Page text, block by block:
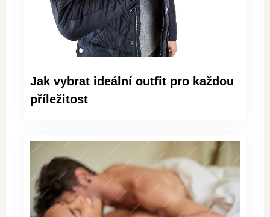
Jak vybrat ideální outfit pro každou
příležitost